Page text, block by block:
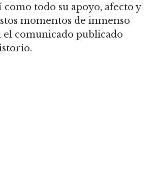
todo su apoyo, afecto y
momentos de inmenso
el comunicado publicado